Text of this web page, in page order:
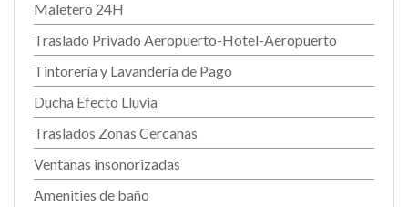
Maletero 24H
Traslado Privado Aeropuerto-Hotel-Aeropuerto
Tintorería y Lavandería de Pago
Ducha Efecto Lluvia
Traslados Zonas Cercanas
Ventanas insonorizadas
Amenities de baño